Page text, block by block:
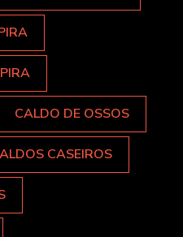
CALDO DE OSSOS
CASEIROS